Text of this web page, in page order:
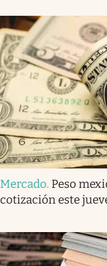
Mercado. Peso
cotización este